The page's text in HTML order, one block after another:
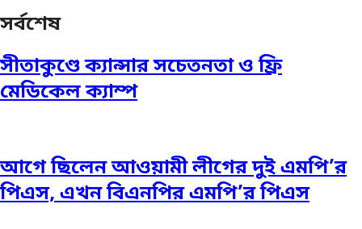
সর্বশেষ
সীতাকুণ্ডে ক্যান্সার সচেতনতা ও ফ্রি
মেডিকেল ক্যাম্প
আগে ছিলেন আওয়ামী লীগের দুই এমপি’র
পিএস, এখন বিএনপির এমপি’র পিএস